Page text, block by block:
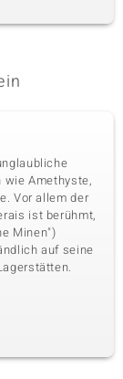
Amethyste,
Vor allem der
ist berühmt,
Minen")
auf seine